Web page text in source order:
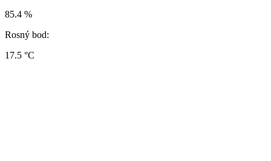
85.4 %
Rosný bod:
17.5 °C